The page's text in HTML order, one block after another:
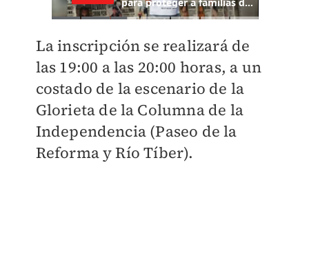
La inscripción se realizará de
las 19:00 a las 20:00 horas, a un
costado de la escenario de la
Glorieta de la Columna de la
Independencia (Paseo de la
Reforma y Río Tíber).